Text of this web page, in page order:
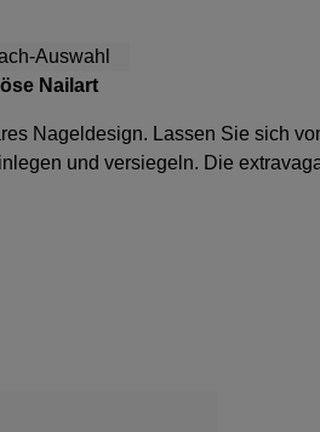
Nailart
Nageldesign. Lassen Sie sich
und versiegeln. Die